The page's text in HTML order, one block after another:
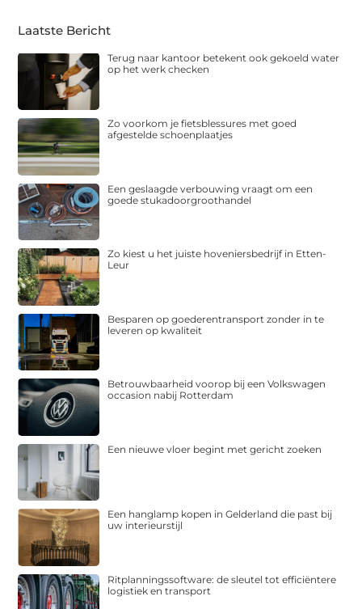
Laatste Bericht
Terug naar kantoor betekent ook gekoeld water
op het werk checken
Zo voorkom je fietsblessures met goed
afgestelde schoenplaatjes
Een geslaagde verbouwing vraagt om een
goede stukadoorgroothandel
Zo kiest u het juiste hoveniersbedrijf in Etten-
Leur
Besparen op goederentransport zonder in te
leveren op kwaliteit
Betrouwbaarheid voorop bij een Volkswagen
occasion nabij Rotterdam
Een nieuwe vloer begint met gericht zoeken
Een hanglamp kopen in Gelderland die past bij
uw interieurstijl
Ritplanningssoftware: de sleutel tot efficiëntere
logistiek en transport